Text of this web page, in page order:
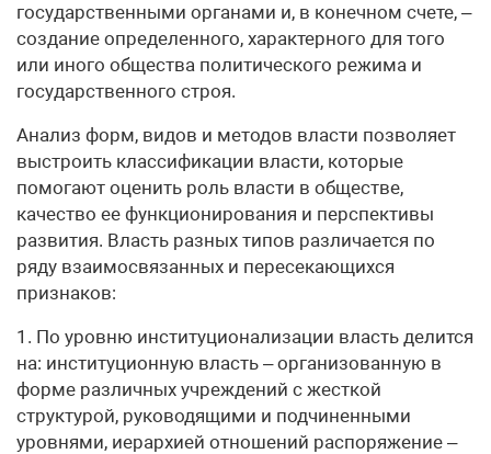
государственными органами и, в конечном счете, –
создание определенного, характерного для того
или иного общества политического режима и
государственного строя.
Анализ форм, видов и методов власти позволяет
выстроить классификации власти, которые
помогают оценить роль власти в обществе,
качество ее функционирования и перспективы
развития. Власть разных типов различается по
ряду взаимосвязанных и пересекающихся
признаков:
1. По уровню институционализации власть делится
на: институционную власть – организованную в
форме различных учреждений с жесткой
структурой, руководящими и подчиненными
уровнями, иерархией отношений распоряжение –